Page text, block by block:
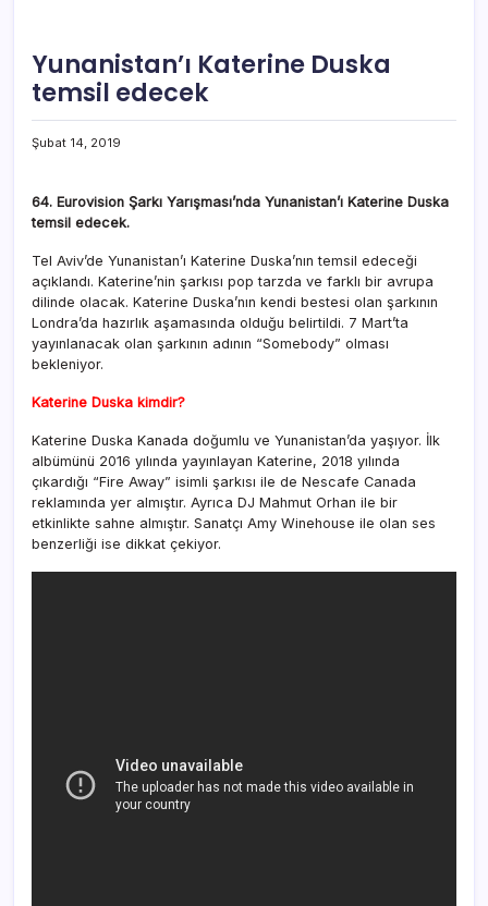
Yunanistan’ı Katerine Duska
temsil edecek
Şubat 14, 2019
64. Eurovision Şarkı Yarışması’nda Yunanistan’ı Katerine Duska
temsil edecek.
Tel Aviv’de Yunanistan’ı Katerine Duska’nın temsil edeceği
açıklandı. Katerine’nin şarkısı pop tarzda ve farklı bir avrupa
dilinde olacak. Katerine Duska’nın kendi bestesi olan şarkının
Londra’da hazırlık aşamasında olduğu belirtildi. 7 Mart’ta
yayınlanacak olan şarkının adının “Somebody” olması
bekleniyor.
Katerine Duska kimdir?
Katerine Duska Kanada doğumlu ve Yunanistan’da yaşıyor. İlk
albümünü 2016 yılında yayınlayan Katerine, 2018 yılında
çıkardığı “Fire Away” isimli şarkısı ile de Nescafe Canada
reklamında yer almıştır. Ayrıca DJ Mahmut Orhan ile bir
etkinlikte sahne almıştır. Sanatçı Amy Winehouse ile olan ses
benzerliği ise dikkat çekiyor.